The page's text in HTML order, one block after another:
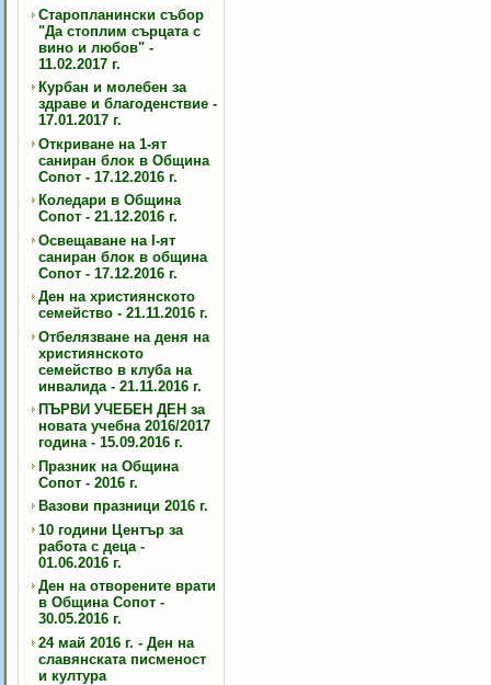
Старопланински събор
"Да стоплим сърцата с
вино и любов" -
11.02.2017 г.
Курбан и молебен за
здраве и благоденствие -
17.01.2017 г.
Откриване на 1-ят
саниран блок в Община
Сопот - 17.12.2016 г.
Коледари в Община
Сопот - 21.12.2016 г.
Освещаване на I-ят
саниран блок в община
Сопот - 17.12.2016 г.
Ден на християнското
семейство - 21.11.2016 г.
Отбелязване на деня на
християнското
семейство в клуба на
инвалида - 21.11.2016 г.
ПЪРВИ УЧЕБЕН ДЕН за
новата учебна 2016/2017
година - 15.09.2016 г.
Празник на Община
Сопот - 2016 г.
Вазови празници 2016 г.
10 години Център за
работа с деца -
01.06.2016 г.
Ден на отворените врати
в Община Сопот -
30.05.2016 г.
24 май 2016 г. - Ден на
славянската писменост
и култура